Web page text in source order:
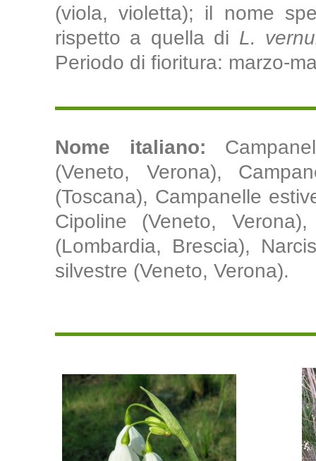
(viola, violetta); il nome
rispetto a quella di L.
Periodo di fioritura: marzo-
Nome italiano:
(Veneto, Verona),
(Toscana), Campanelle
Cipoline (Veneto,
(Lombardia, Brescia),
silvestre (Veneto, Verona).